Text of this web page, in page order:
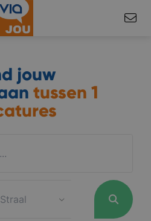
jouw
tussen 1